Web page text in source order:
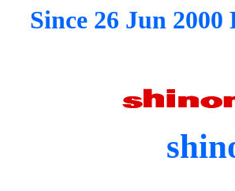
Since 26 Jun